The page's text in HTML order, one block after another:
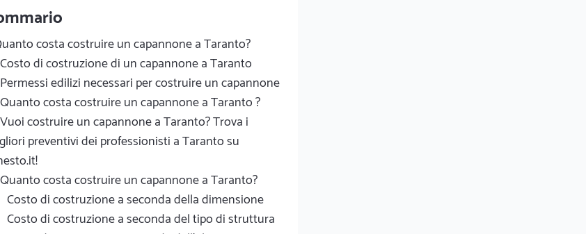
costa costruire un capannone a Taranto?
Costo di costruzione di un capannone a Taranto
Permessi edilizi necessari per costruire un capannone
Quanto costa costruire un capannone a Taranto ?
Vuoi costruire un capannone a Taranto? Trova i
preventivi dei professionisti a Taranto su
Quanto costa costruire un capannone a Taranto?
Costo di costruzione a seconda della dimensione
Costo di costruzione a seconda del tipo di struttura